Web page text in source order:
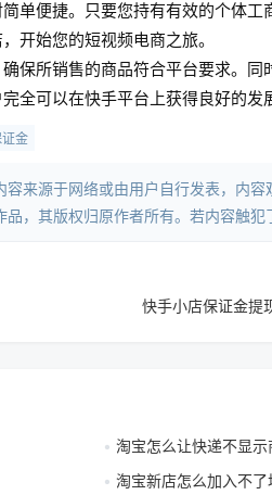
单便捷。只要您持有有效的个体工
开始您的短视频电商之旅。
保所销售的商品符合平台要求。
全可以在快手平台上获得良好的发
金
来源于网络或由用户自行发表，内
，其版权归原作者所有。若内容触犯
快手小店保证金提
淘宝怎么让快递不显示
淘宝新店怎么加入不了